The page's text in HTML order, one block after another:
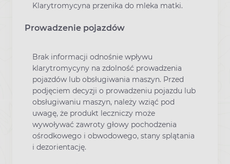
Klarytromycyna przenika do mleka matki.
Prowadzenie pojazdów
Brak informacji odnośnie wpływu
klarytromycyny na zdolność prowadzenia
pojazdów lub obsługiwania maszyn. Przed
podjęciem decyzji o prowadzeniu pojazdu lub
obsługiwaniu maszyn, należy wziąć pod
uwagę, że produkt leczniczy może
wywoływać zawroty głowy pochodzenia
ośrodkowego i obwodowego, stany splątania
i dezorientację.